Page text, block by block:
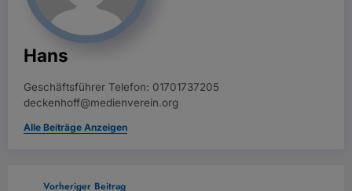
Hans
Geschäftsführer Telefon: 01701737205
deckenhoff@medienverein.org
Alle Beiträge Anzeigen
Vorheriger Beitrag